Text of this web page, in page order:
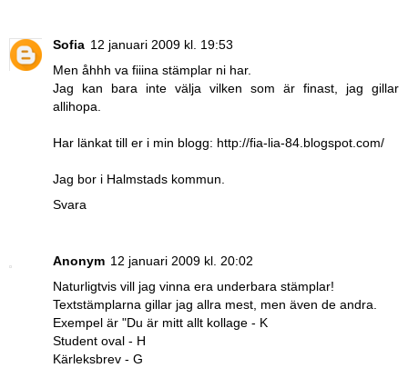
Sofia 12 januari 2009 kl. 19:53
Men åhhh va fiiina stämplar ni har.
Jag kan bara inte välja vilken som är finast, jag gillar
allihopa.
Har länkat till er i min blogg: http://fia-lia-84.blogspot.com/
Jag bor i Halmstads kommun.
Svara
Anonym 12 januari 2009 kl. 20:02
Naturligtvis vill jag vinna era underbara stämplar!
Textstämplarna gillar jag allra mest, men även de andra.
Exempel är "Du är mitt allt kollage - K
Student oval - H
Kärleksbrev - G